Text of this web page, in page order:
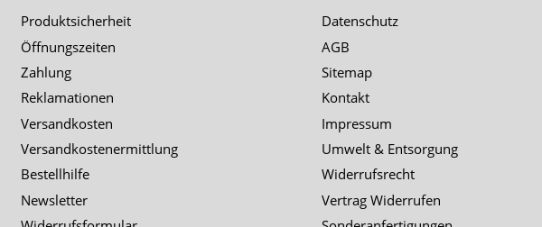
Produktsicherheit
Öffnungszeiten
Zahlung
Reklamationen
Versandkosten
Versandkostenermittlung
Bestellhilfe
Newsletter
Datenschutz
AGB
Sitemap
Kontakt
Impressum
Umwelt & Entsorgung
Widerrufsrecht
Vertrag Widerrufen